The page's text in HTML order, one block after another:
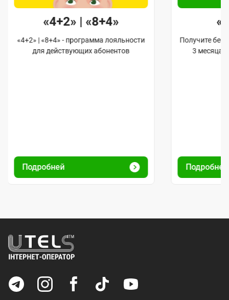
«4+2» | «8+4»
«4+2» | «8+4» - программа лояльности
для действующих абонентов
Подробней
Получите
3 месяца
Подробней